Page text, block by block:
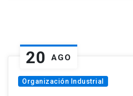
20 AGO
Organización Industrial